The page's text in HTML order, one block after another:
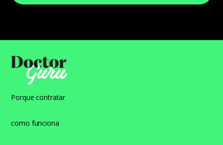
Porque contratar
como funciona